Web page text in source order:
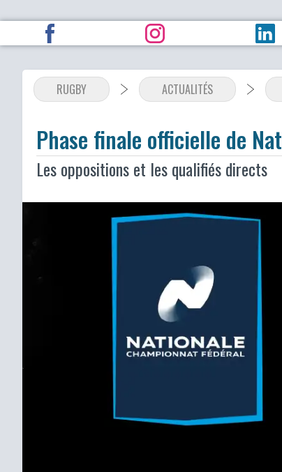
RUGBY ACTUALITÉS
Phase finale officielle de
Les oppositions et les qualifiés directs